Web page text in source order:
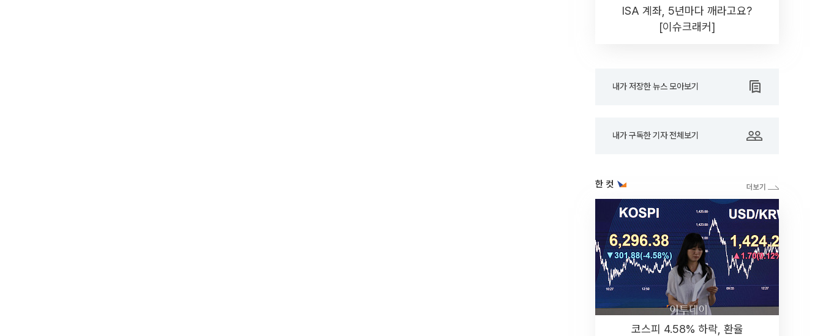
ISA 계좌, 5년마다 깨라고요?
[이슈크래커]
내가 저장한 뉴스 모아보기
내가 구독한 기자 전체보기
한 컷
코스피 4.58% 하락, 환율